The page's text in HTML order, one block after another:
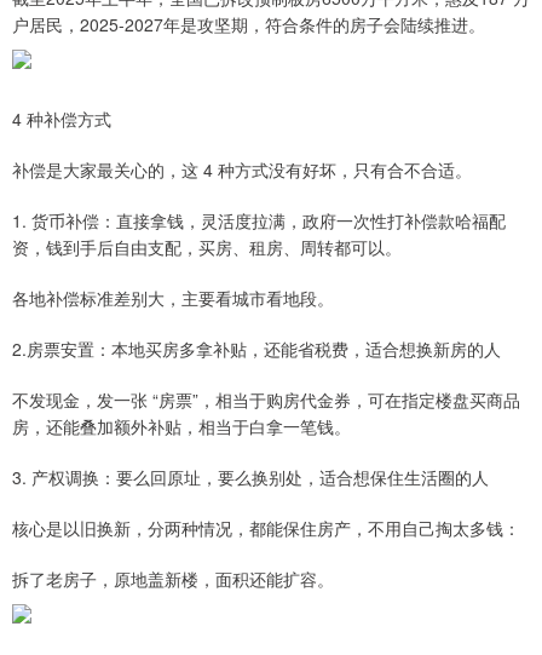
户居民，2025-2027年是攻坚期，符合条件的房子会陆续推进。
4 种补偿方式
补偿是大家最关心的，这 4 种方式没有好坏，只有合不合适。
1. 货币补偿：直接拿钱，灵活度拉满，政府一次性打补偿款哈福配
资，钱到手后自由支配，买房、租房、周转都可以。
各地补偿标准差别大，主要看城市看地段。
2.房票安置：本地买房多拿补贴，还能省税费，适合想换新房的人
不发现金，发一张 “房票”，相当于购房代金券，可在指定楼盘买商品
房，还能叠加额外补贴，相当于白拿一笔钱。
3. 产权调换：要么回原址，要么换别处，适合想保住生活圈的人
核心是以旧换新，分两种情况，都能保住房产，不用自己掏太多钱：
拆了老房子，原地盖新楼，面积还能扩容。